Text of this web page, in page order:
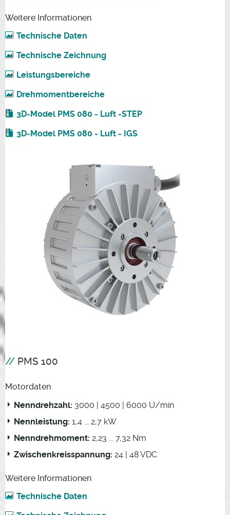
Weitere Informationen
Technische Daten
Technische Zeichnung
Leistungsbereiche
Drehmomentbereiche
3D-Model PMS 080 - Luft -STEP
3D-Model PMS 080 - Luft - IGS
PMS 100
Motordaten
Nenndrehzahl: 3000 | 4500 | 6000 U/min
Nennleistung: 1,4 ... 2,7 kW
Nenndrehmoment: 2,23 ... 7,32 Nm
Zwischenkreisspannung: 24 | 48 VDC
Weitere Informationen
Technische Daten